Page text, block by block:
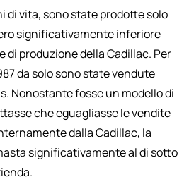
di vita, sono state prodotte solo
significativamente inferiore
produzione della Cadillac. Per
da solo sono state vendute
Nonostante fosse un modello di
che eguagliasse le vendite
dalla Cadillac, la
significativamente al di sotto